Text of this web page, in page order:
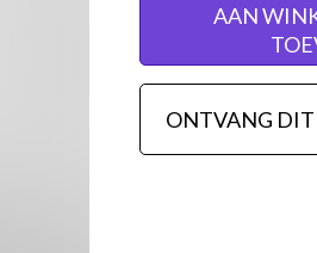
AAN
ONTVANG DIT